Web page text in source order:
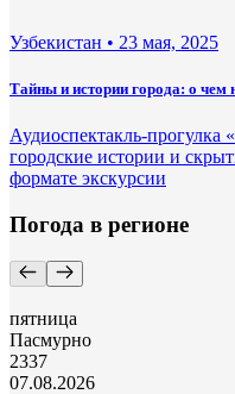
Узбекистан • 23 мая, 2025
Тайны и истории города: о чем
Аудиоспектакль-прогулка
городские истории и
формате экскурсии
Погода в регионе
пятница
Пасмурно
2337
07.08.2026